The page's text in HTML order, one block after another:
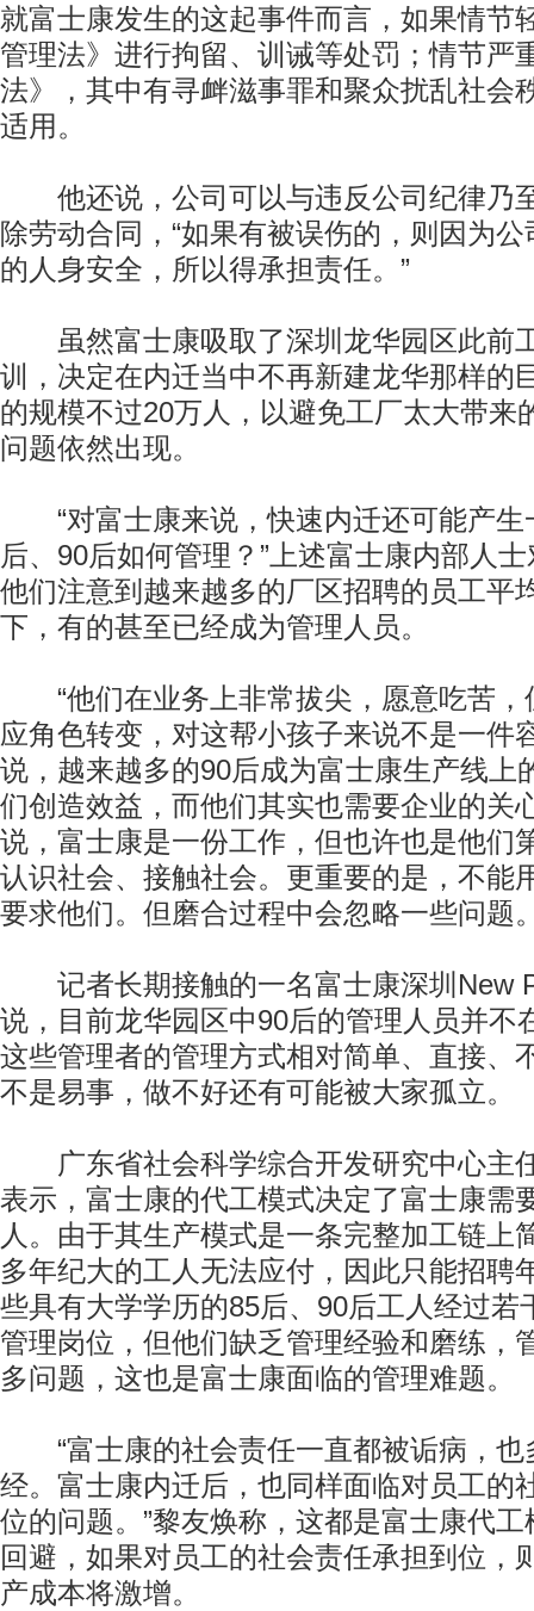
就富士康发生的这起事件而言，如果情节
管理法》进行拘留、训诫等处罚；情节严
法》，其中有寻衅滋事罪和聚众扰乱社会
适用。
他还说，公司可以与违反公司纪律乃
除劳动合同，“如果有被误伤的，则因为
的人身安全，所以得承担责任。”
虽然富士康吸取了深圳龙华园区此前
训，决定在内迁当中不再新建龙华那样的
的规模不过20万人，以避免工厂太大带来
问题依然出现。
“对富士康来说，快速内迁还可能产生
后、90后如何管理？”上述富士康内部人
他们注意到越来越多的厂区招聘的员工平
下，有的甚至已经成为管理人员。
“他们在业务上非常拔尖，愿意吃苦，
应角色转变，对这帮小孩子来说不是一件
说，越来越多的90后成为富士康生产线上
们创造效益，而他们其实也需要企业的关
说，富士康是一份工作，但也许也是他们
认识社会、接触社会。更重要的是，不能
要求他们。但磨合过程中会忽略一些问题
记者长期接触的一名富士康深圳New
说，目前龙华园区中90后的管理人员并不
这些管理者的管理方式相对简单、直接、
不是易事，做不好还有可能被大家孤立。
广东省社会科学综合开发研究中心主
表示，富士康的代工模式决定了富士康需
人。由于其生产模式是一条完整加工链上
多年纪大的工人无法应付，因此只能招聘
些具有大学学历的85后、90后工人经过若
管理岗位，但他们缺乏管理经验和磨练，
多问题，这也是富士康面临的管理难题。
“富士康的社会责任一直都被诟病，也
经。富士康内迁后，也同样面临对员工的
位的问题。”黎友焕称，这都是富士康代
回避，如果对员工的社会责任承担到位，
产成本将激增。